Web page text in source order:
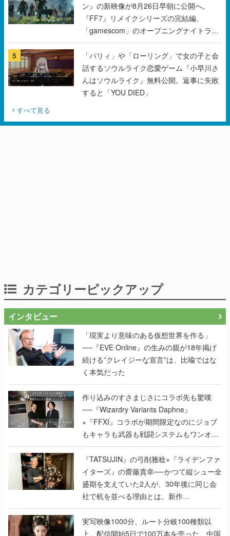
ン』の新映像が8月26日早朝に公開へ。
『FF7』リメイクシリーズの完結編、
「gamescom」のオープニングナイトライ
ブにてディレクターの浜口直樹氏が登壇す
る予定
5
「パリィ」や「ローリング」で女の子と会
話するソウルライク恋愛ゲーム『小早川さ
んはソウルライク』無料公開。返事に失敗
すると「YOU DIED」
すべて見る
カテゴリーピックアップ
インタビュー
「現実より意味のある仮想世界を作る」
──『EVE Online』の生みの親が18年掲げ
続ける”クレイジーな宣言”は、比喩ではな
く本気だった
作り込みのすさまじさにコラボ先も驚嘆
──『Wizardry Variants Daphne』
×『FFXI』コラボが期間限定なのにジョブ
もキャラも武器も戦闘システムもワンオフ
で作り込まれた理由を両ディレクターに聞
く
『TATSUJIN』の弓削雅稔×『ライデンファ
イターズ』の齋藤貴幸──かつて縦シュー全
盛期を支えていた2人が、30年後に同じ会
社で机を並べる理由とは。新作
『TATSUJIN EXTREME』で初タッグを組
んだレジェンド2人に訊く開発秘話
実写映像1000分、ルート分岐100種類以
上。配信開始5日で100万本を売った、中国